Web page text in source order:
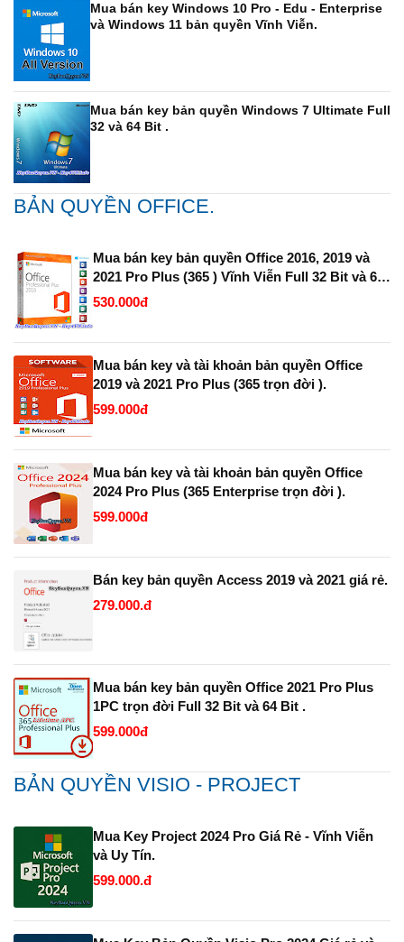
Mua bán key Windows 10 Pro - Edu - Enterprise
và Windows 11 bản quyền Vĩnh Viễn.
Mua bán key bản quyền Windows 7 Ultimate Full
32 và 64 Bit .
BẢN QUYỀN OFFICE.
Mua bán key bản quyền Office 2016, 2019 và
2021 Pro Plus (365 ) Vĩnh Viễn Full 32 Bit và 64
Bit.
530.000đ
Mua bán key và tài khoản bản quyền Office
2019 và 2021 Pro Plus (365 trọn đời ).
599.000đ
Mua bán key và tài khoản bản quyền Office
2024 Pro Plus (365 Enterprise trọn đời ).
599.000đ
Bán key bản quyền Access 2019 và 2021 giá rẻ.
279.000.đ
Mua bán key bản quyền Office 2021 Pro Plus
1PC trọn đời Full 32 Bit và 64 Bit .
599.000đ
BẢN QUYỀN VISIO - PROJECT
Mua Key Project 2024 Pro Giá Rẻ - Vĩnh Viễn
và Uy Tín.
599.000.đ